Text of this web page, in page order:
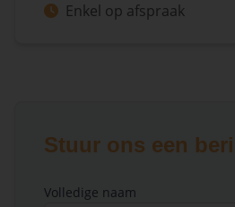
Enkel op afspraak
Stuur ons een
Volledige naam